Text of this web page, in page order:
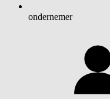
ondernemer